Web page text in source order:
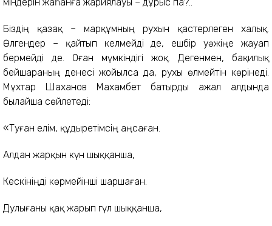
Біздің қазақ – марқұмның рухын қастерлеген халық.
Өлгендер – қайтып келмейді де, ешбір уәжіңе жауап
бермейді де. Оған мүмкіндігі жоқ. Дегенмен, бақилық
бейшараның денесі жойылса да, рухы өлмейтін көрінеді.
Мұхтар Шаханов Махамбет батырды ажал алдында
былайша сөйлетеді:
«Туған елім, құдыретімсің аңсаған.
Алдан жарқын күн шыққанша,
Кескініңді көрмейінші шаршаған.
Дулығаны қақ жарып гүл шыққанша,